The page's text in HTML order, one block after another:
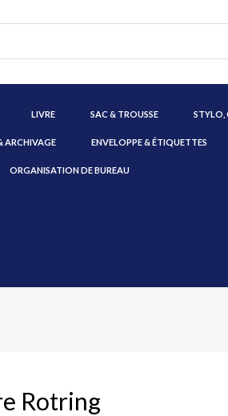
LIVRE SAC & TROUSSE STYLO,
ARCHIVAGE ENVELOPPE & ÉTIQUETTES
ORGANISATION DE BUREAU
Rotring